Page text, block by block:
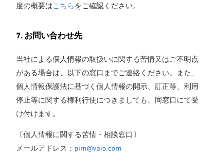
度の概要はこちら をご確認ください。
7. お問い合わせ先
当社による個人情報の取扱いに関する苦情又はご不明点
がある場合は、以下の窓口までご連絡ください。また、
個人情報保護法に基づく個人情報の開示、訂正等、利用
停止等に関する権利行使につきましても、同窓口にて受
け付けます。
〔個人情報に関する苦情・相談窓口〕
メールアドレス： pim@vaio.com